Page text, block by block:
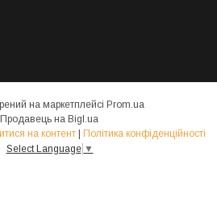
на маркетплейсі Prom.ua
Продавець на Bigl.ua
на контент | Політика конфіденційності
Select Language ▼